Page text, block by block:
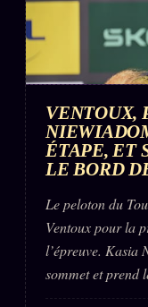
VENTOUX,
ÉTAPE, ET
LE BORD
Le peloton du
Ventoux pour la
l’épreuve. Kasia
sommet et prend